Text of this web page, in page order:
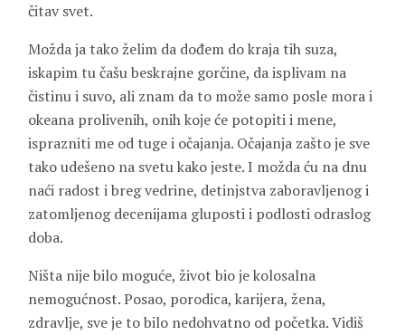
čitav svet.
Možda ja tako želim da dođem do kraja tih suza,
iskapim tu čašu beskrajne gorčine, da isplivam na
čistinu i suvo, ali znam da to može samo posle mora i
okeana prolivenih, onih koje će potopiti i mene,
isprazniti me od tuge i očajanja. Očajanja zašto je sve
tako udešeno na svetu kako jeste. I možda ću na dnu
naći radost i breg vedrine, detinjstva zaboravljenog i
zatomljenog decenijama gluposti i podlosti odraslog
doba.
Ništa nije bilo moguće, život bio je kolosalna
nemogućnost. Posao, porodica, karijera, žena,
zdravlje, sve je to bilo nedohvatno od početka. Vidiš